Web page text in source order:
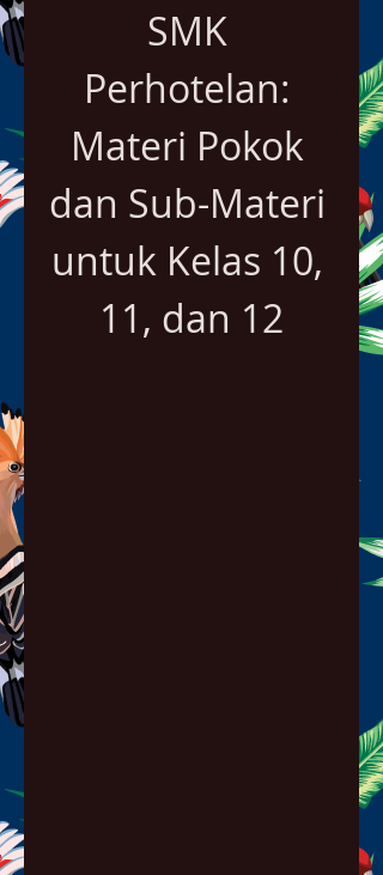
SMK
Perhotelan:
Materi Pokok
dan Sub-Materi
untuk Kelas 10,
11, dan 12